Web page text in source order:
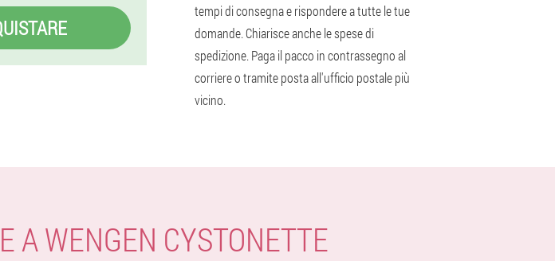
tempi di consegna e rispondere a tutte le tue
domande. Chiarisce anche le spese di
spedizione. Paga il pacco in contrassegno al
corriere o tramite posta all'ufficio postale più
vicino.
A WENGEN CYSTONETTE